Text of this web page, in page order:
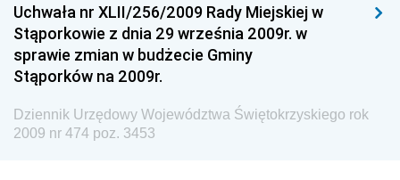
Chemicznego i Lekkiego
Dziennik Urzędowy Ministerstwa Rolnictwa i
Gospodarki Żywnościowej
Społecznej
Dziennik Urzędowy Ministra Cyfryzacji
Uchwała nr XLII/256/2009 Rady Miejskiej w
Stąporkowie z dnia 29 września 2009r. w
sprawie zmian w budżecie Gminy
Stąporków na 2009r.
Dziennik Urzędowy Województwa Świętokrzyskiego rok
2009 nr 474 poz. 3453